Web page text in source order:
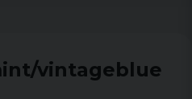
vintageblue